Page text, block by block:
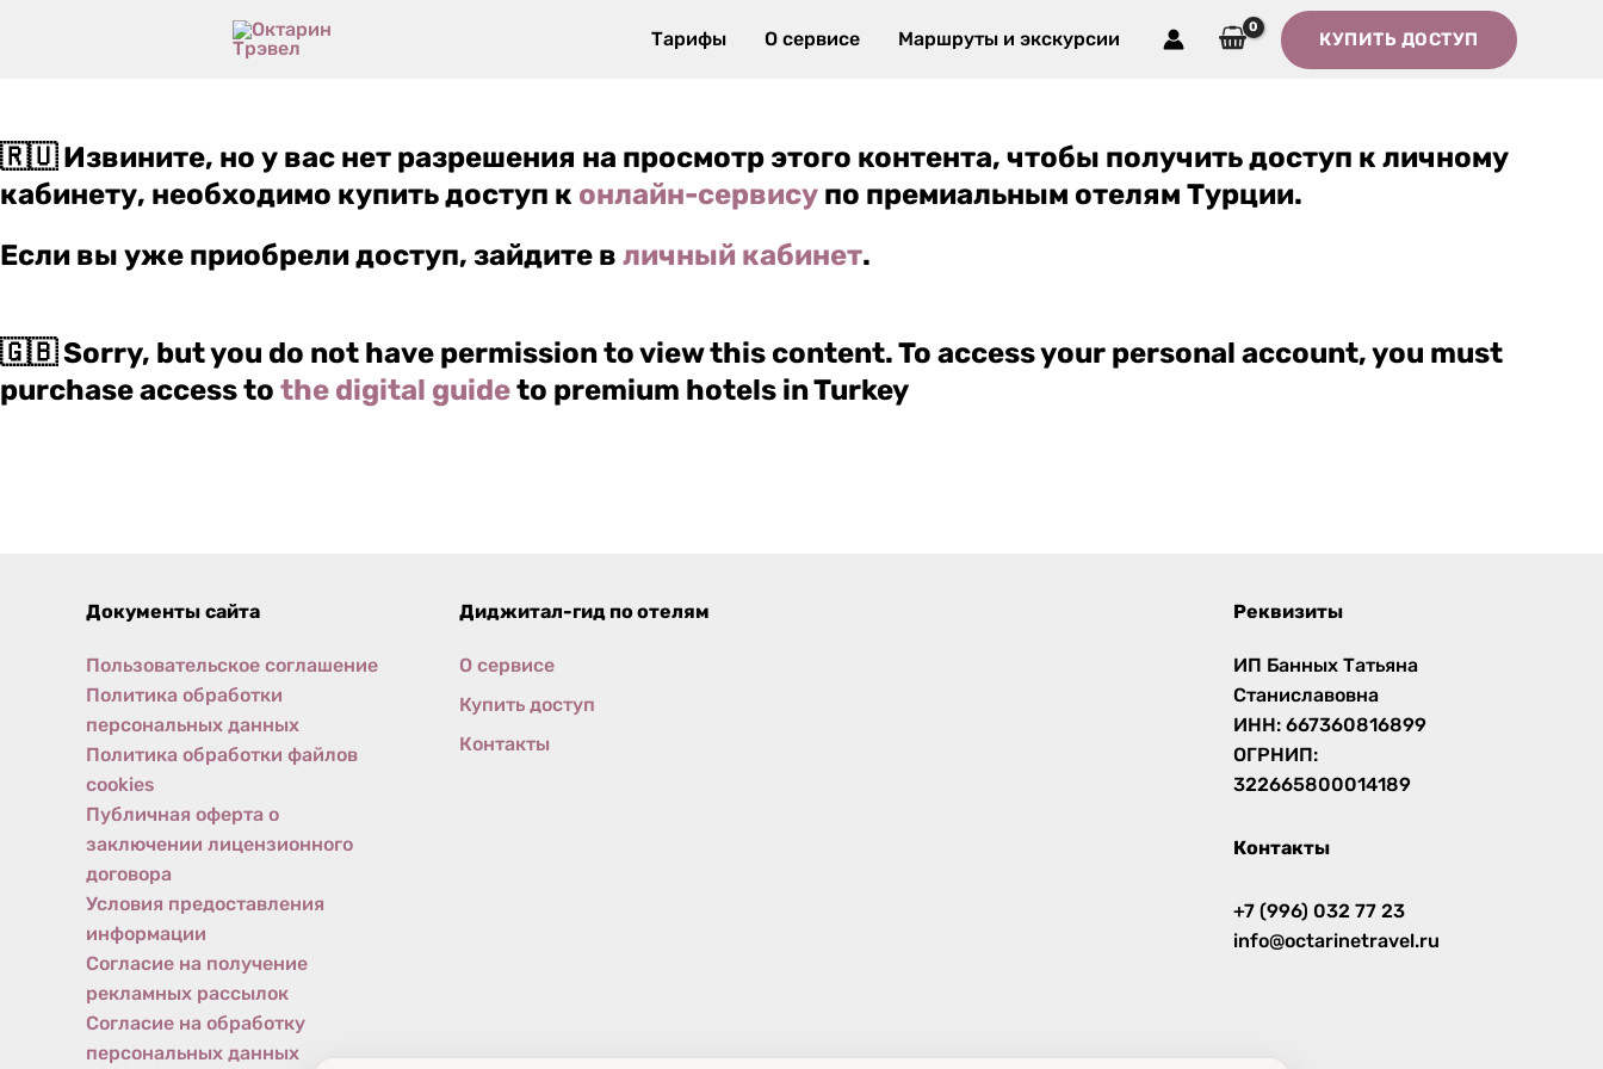
Тарифы О сервисе Маршруты и экскурсии КУПИТЬ ДОСТУП
🇷🇺 Извините, но у вас нет разрешения на просмотр этого контента, чтобы получить доступ к личному
кабинету, необходимо купить доступ к онлайн-сервису по премиальным отелям Турции.
Если вы уже приобрели доступ, зайдите в личный кабинет.
🇬🇧 Sorry, but you do not have permission to view this content. To access your personal account, you must
purchase access to the digital guideto premium hotels in Turkey
Документы сайта
Пользовательское соглашение
Политика обработки
персональных данных
Политика обработки файлов
cookies
Публичная оферта о
заключении лицензионного
договора
Условия предоставления
информации
Согласие на получение
рекламных рассылок
Согласие на обработку
персональных данных
Диджитал-гид по отелям
О сервисе
Купить доступ
Контакты
Реквизиты
ИП Банных Татьяна
Станиславовна
ИНН: 667360816899
ОГРНИП:
322665800014189
Контакты
+7 (996) 032 77 23
info@octarinetravel.ru